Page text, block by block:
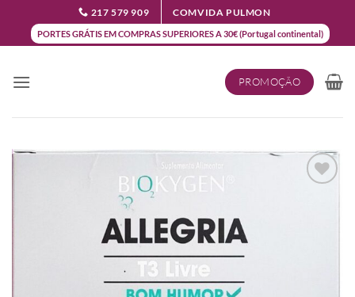
content
217 579 909 COMVIDA PULMON
PORTES GRÁTIS EM COMPRAS SUPERIORES A 30€ (Portugal continental)
PROMOÇÃO